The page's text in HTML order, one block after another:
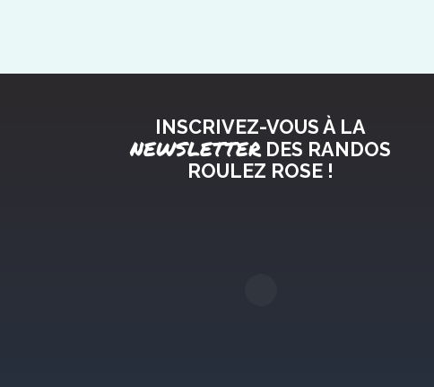
INSCRIVEZ-VOUS À LA
NEWSLETTERDES RANDOS
ROULEZ ROSE !